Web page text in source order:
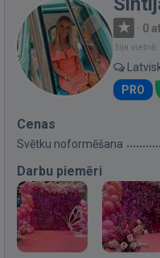
· 0
Bija
PRO
Cenas
Svētku noformēšana
Darbu piemēri